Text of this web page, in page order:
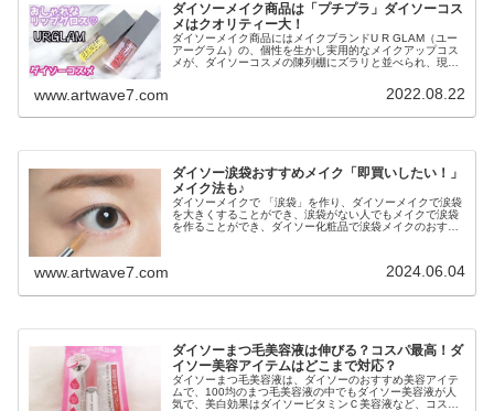
ダイソーメイク商品は「プチプラ」ダイソーコス
メはクオリティー大！
ダイソーメイク商品にはメイクブランドU R GLAM（ユー
アーグラム）の、個性を生かし実用的なメイクアップコス
メが、ダイソーコスメの陳列棚にズラリと並べられ、現在
www.artwave7.com 2022.08.22
ダイソー涙袋おすすめメイク「即買いしたい！」
メイク法も♪
ダイソーメイクで 「涙袋」を作り、ダイソーメイクで涙袋
を大きくすることができ、涙袋がない人でもメイクで涙袋
を作ることができ、ダイソー化粧品で涙袋メイクのおすす
www.artwave7.com 2024.06.04
ダイソーまつ毛美容液は伸びる？コスパ最高！ダ
イソー美容アイテムはどこまで対応？
ダイソーまつ毛美容液は、ダイソーのおすすめ美容アイテ
ムで、100均のまつ毛美容液の中でもダイソー美容液が人
気で、美白効果はダイソービタミンＣ美容液など、コスパ